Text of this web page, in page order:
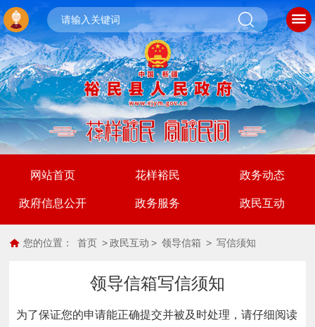
网站首页 花样裕民 政务动态
政府信息公开 政务服务 政民互动
您的位置： 首页 > 政民互动 > 领导信箱 > 写信须知
领导信箱写信须知
为了保证您的申请能正确提交并被及时处理，请仔细阅读